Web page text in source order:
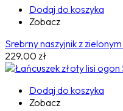
Dodaj do koszyka
Zobacz
Srebrny naszyjnik z
229.00 zł
Dodaj do koszyka
Zobacz